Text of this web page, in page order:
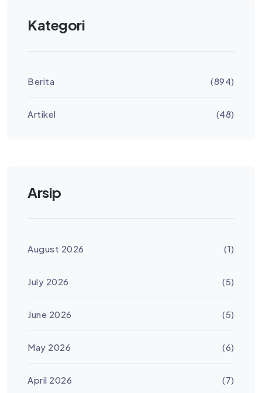
Kategori
Berita (894)
Artikel (48)
Arsip
August 2026 (1)
July 2026 (5)
June 2026 (5)
May 2026 (6)
April 2026 (7)